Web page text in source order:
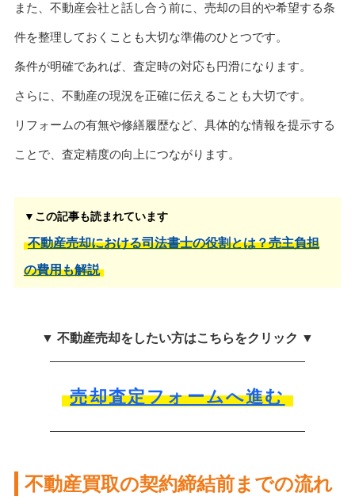
また、不動産会社と話し合う前に、売却の目的や希望する条
件を整理しておくことも大切な準備のひとつです。
条件が明確であれば、査定時の対応も円滑になります。
さらに、不動産の現況を正確に伝えることも大切です。
リフォームの有無や修繕履歴など、具体的な情報を提示する
ことで、査定精度の向上につながります。
▼この記事も読まれています
不動産売却における司法書士の役割とは？売主負担
の費用も解説
▼ 不動産売却をしたい方はこちらをクリック ▼
売却査定フォームへ進む
不動産買取の契約締結前までの流れ